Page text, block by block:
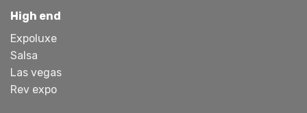
High end
Expoluxe
Salsa
Las vegas
Rev expo